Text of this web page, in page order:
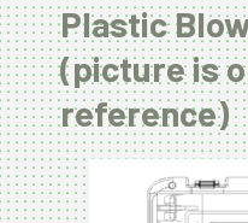
Plastic
(picture is
reference)